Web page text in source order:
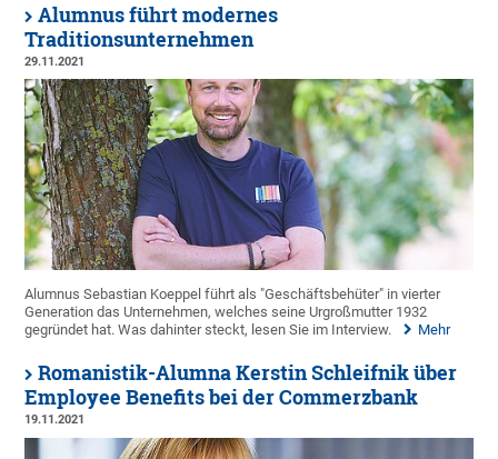
Alumnus führt modernes
Traditionsunternehmen
29.11.2021
Alumnus Sebastian Koeppel führt als "Geschäftsbehüter" in vierter
Generation das Unternehmen, welches seine Urgroßmutter 1932
gegründet hat. Was dahinter steckt, lesen Sie im Interview.
Mehr
Romanistik-Alumna Kerstin Schleifnik über
Employee Benefits bei der Commerzbank
19.11.2021